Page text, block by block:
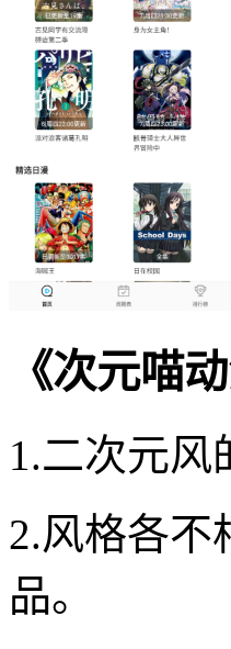
《次元喵
1.二次元风
2.风格各不
品。